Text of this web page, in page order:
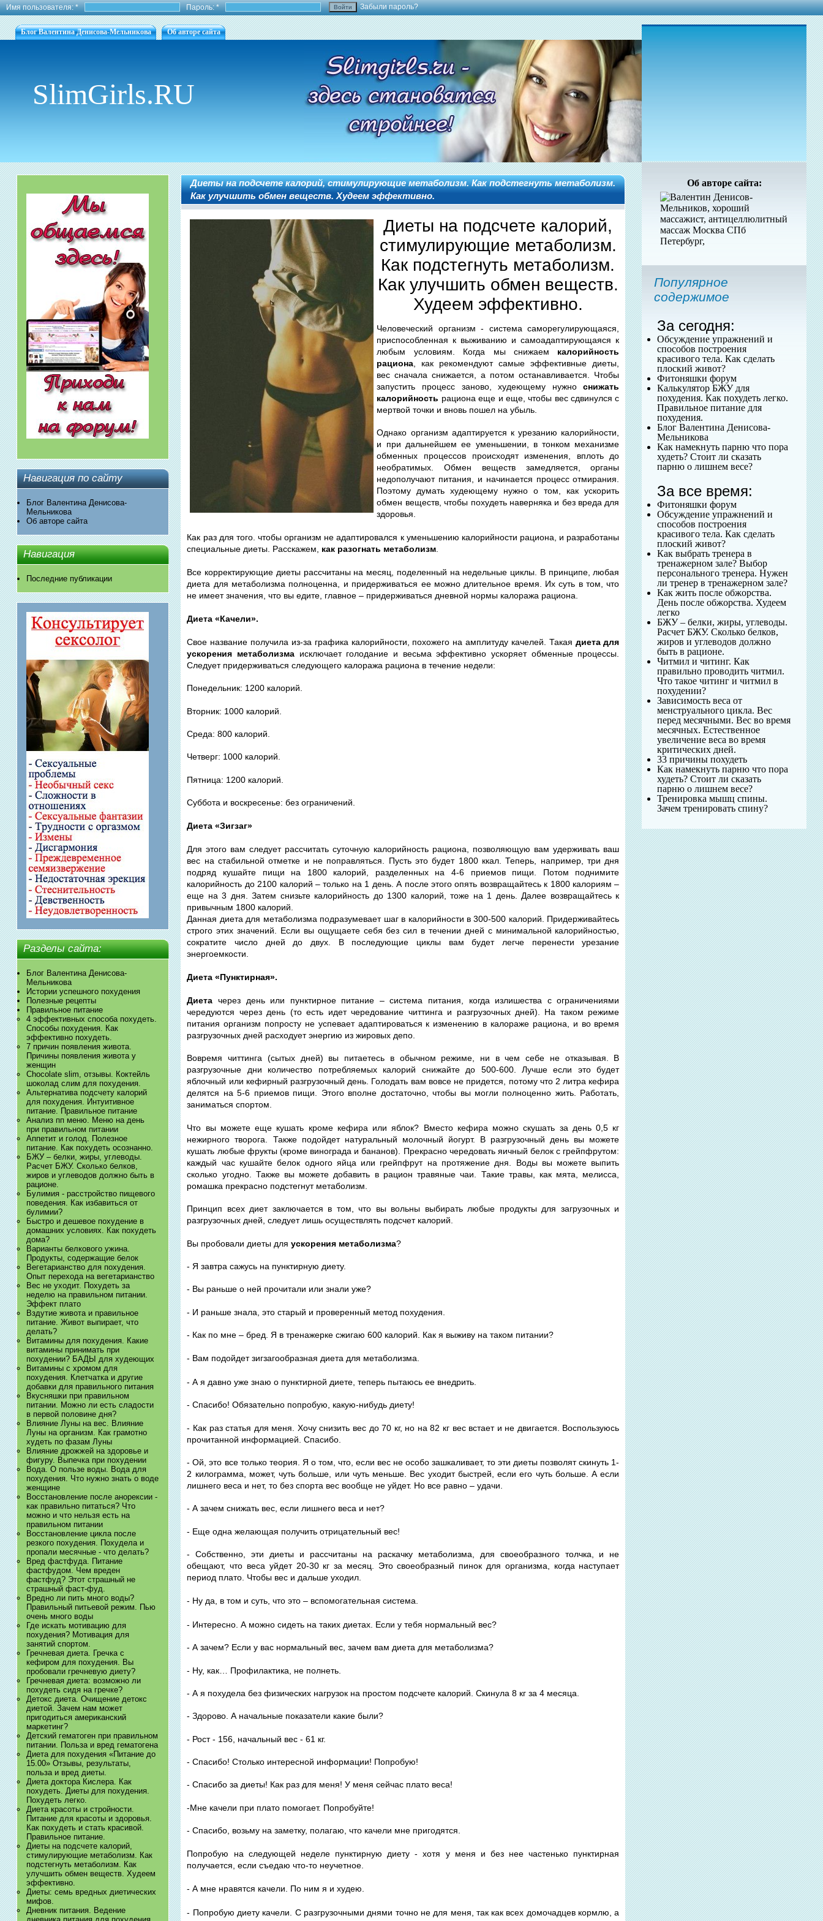
Имя пользователя:* Пароль:* Забыли пароль?
Блог Валентина Денисова-Мельникова Об авторе сайта
SlimGirls.RU
Навигация по сайту
Блог Валентина Денисова-
Мельникова
Об авторе сайта
Навигация
Последние публикации
Разделы сайта:
Блог Валентина Денисова-
Мельникова
Истории успешного похудения
Полезные рецепты
Правильное питание
4 эффективных способа похудеть.
Способы похудения. Как
эффективно похудеть.
7 причин появления живота.
Причины появления живота у
женщин
Chocolate slim, отзывы. Коктейль
шоколад слим для похудения.
Альтернатива подсчету калорий
для похудения. Интуитивное
питание. Правильное питание
Анализ пп меню. Меню на день
при правильном питании
Аппетит и голод. Полезное
питание. Как похудеть осознанно.
БЖУ – белки, жиры, углеводы.
Расчет БЖУ. Сколько белков,
жиров и углеводов должно быть в
рационе.
Булимия - расстройство пищевого
поведения. Как избавиться от
булимии?
Быстро и дешевое похудение в
домашних условиях. Как похудеть
дома?
Варианты белкового ужина.
Продукты, содержащие белок
Вегетарианство для похудения.
Опыт перехода на вегетарианство
Вес не уходит. Похудеть за
неделю на правильном питании.
Эффект плато
Вздутие живота и правильное
питание. Живот выпирает, что
делать?
Витамины для похудения. Какие
витамины принимать при
похудении? БАДЫ для худеющих
Витамины с хромом для
похудения. Клетчатка и другие
добавки для правильного питания
Вкусняшки при правильном
питании. Можно ли есть сладости
в первой половине дня?
Влияние Луны на вес. Влияние
Луны на организм. Как грамотно
худеть по фазам Луны
Влияние дрожжей на здоровье и
фигуру. Выпечка при похудении
Вода. О пользе воды. Вода для
похудения. Что нужно знать о воде
женщине
Восстановление после анорексии -
как правильно питаться? Что
можно и что нельзя есть на
правильном питании
Восстановление цикла после
резкого похудения. Похудела и
пропали месячные - что делать?
Вред фастфуда. Питание
фастфудом. Чем вреден
фастфуд? Этот страшный не
страшный фаст-фуд.
Вредно ли пить много воды?
Правильный питьевой режим. Пью
очень много воды
Где искать мотивацию для
похудения? Мотивация для
занятий спортом.
Гречневая диета. Гречка с
кефиром для похудения. Вы
пробовали гречневую диету?
Гречневая диета: возможно ли
похудеть сидя на гречке?
Детокс диета. Очищение детокс
диетой. Зачем нам может
пригодиться американский
маркетинг?
Детский гематоген при правильном
питании. Польза и вред гематогена
Диета для похудения «Питание до
15.00» Отзывы, результаты,
польза и вред диеты.
Диета доктора Кислера. Как
похудеть. Диеты для похудения.
Похудеть легко.
Диета красоты и стройности.
Питание для красоты и здоровья.
Как похудеть и стать красивой.
Правильное питание.
Диеты на подсчете калорий,
стимулирующие метаболизм. Как
подстегнуть метаболизм. Как
улучшить обмен веществ. Худеем
эффективно.
Диеты: семь вредных диетических
мифов.
Дневник питания. Ведение
Диеты на подсчете калорий, стимулирующие метаболизм. Как подстегнуть метаболизм.
Как улучшить обмен веществ. Худеем эффективно.
Диеты на подсчете калорий,
стимулирующие метаболизм.
Как подстегнуть метаболизм.
Как улучшить обмен веществ.
Худеем эффективно.
Человеческий организм - система саморегулирующаяся,
приспособленная к выживанию и самоадаптирующаяся к
любым условиям. Когда мы снижаем калорийность
рациона , как рекомендуют самые эффективные диеты,
вес сначала снижается, а потом останавливается. Чтобы
запустить процесс заново, худеющему нужноснижать
калорийность рациона еще и еще, чтобы вес сдвинулся с
мертвой точки и вновь пошел на убыль.
Однако организм адаптируется к урезанию калорийности,
и при дальнейшем ее уменьшении, в тонком механизме
обменных процессов происходят изменения, вплоть до
необратимых. Обмен веществ замедляется, органы
недополучают питания, и начинается процесс отмирания.
Поэтому думать худеющему нужно о том, как ускорить
обмен веществ, чтобы похудеть наверняка и без вреда для
здоровья.
Как раз для того. чтобы организм не адаптировался к уменьшению калорийности рациона, и разработаны
специальные диеты. Расскажем, как разогнать метаболизм
Все корректирующие диеты рассчитаны на месяц, поделенный на недельные циклы. В принципе, любая
диета для метаболизма полноценна, и придерживаться ее можно длительное время. Их суть в том, что
не имеет значения, что вы едите, главное – придерживаться дневной нормы калоража рациона.
Диета «Качели».
Свое название получила из-за графика калорийности, похожего на амплитуду качелей. Такая диета для
ускорения метаболизма исключает голодание и весьма эффективно ускоряет обменные процессы.
Следует придерживаться следующего калоража рациона в течение недели:
Понедельник: 1200 калорий.
Вторник: 1000 калорий.
Среда: 800 калорий.
Четверг: 1000 калорий.
Пятница: 1200 калорий.
Суббота и воскресенье: без ограничений.
Диета «Зигзаг»
Для этого вам следует рассчитать суточную калорийность рациона, позволяющую вам удерживать ваш
вес на стабильной отметке и не поправляться. Пусть это будет 1800 ккал. Теперь, например, три дня
подряд кушайте пищи на 1800 калорий, разделенных на 4-6 приемов пищи. Потом поднимите
калорийность до 2100 калорий – только на 1 день. А после этого опять возвращайтесь к 1800 калориям –
еще на 3 дня. Затем снизьте калорийность до 1300 калорий, тоже на 1 день. Далее возвращайтесь к
привычным 1800 калорий.
Данная диета для метаболизма подразумевает шаг в калорийности в 300-500 калорий. Придерживайтесь
строго этих значений. Если вы ощущаете себя без сил в течении дней с минимальной калорийностью,
сократите число дней до двух. В последующие циклы вам будет легче перенести урезание
энергоемкости.
Диета «Пунктирная».
Диета через день или пунктирное питание – система питания, когда излишества с ограничениями
чередуются через день (то есть идет чередование читтинга и разгрузочных дней). На таком режиме
питания организм попросту не успевает адаптироваться к изменению в калораже рациона, и во время
разгрузочных дней расходует энергию из жировых депо.
Вовремя читтинга (сытых дней) вы питаетесь в обычном режиме, ни в чем себе не отказывая. В
разгрузочные дни количество потребляемых калорий снижайте до 500-600. Лучше если это будет
яблочный или кефирный разгрузочный день. Голодать вам вовсе не придется, потому что 2 литра кефира
делятся на 5-6 приемов пищи. Этого вполне достаточно, чтобы вы могли полноценно жить. Работать,
заниматься спортом.
Что вы можете еще кушать кроме кефира или яблок? Вместо кефира можно скушать за день 0,5 кг
нежирного творога. Также подойдет натуральный молочный йогурт. В разгрузочный день вы можете
кушать любые фрукты (кроме винограда и бананов). Прекрасно чередовать яичный белок с грейпфрутом:
каждый час кушайте белок одного яйца или грейпфрут на протяжение дня. Воды вы можете выпить
сколько угодно. Также вы можете добавить в рацион травяные чаи. Такие травы, как мята, мелисса,
ромашка прекрасно подстегнут метаболизм.
Принцип всех диет заключается в том, что вы вольны выбирать любые продукты для загрузочных и
разгрузочных дней, следует лишь осуществлять подсчет калорий.
Вы пробовали диеты для ускорения метаболизма?
- Я завтра сажусь на пунктирную диету.
- Вы раньше о ней прочитали или знали уже?
- И раньше знала, это старый и проверенный метод похудения.
- Как по мне – бред. Я в тренажерке сжигаю 600 калорий. Как я выживу на таком питании?
- Вам подойдет зигзагообразнаядиета для метаболизма.
- А я давно уже знаю о пунктирной диете, теперь пытаюсь ее внедрить.
- Спасибо! Обязательно попробую, какую-нибудь диету!
- Как раз статья для меня. Хочу снизить вес до 70 кг, но на 82 кг вес встает и не двигается. Воспользуюсь
прочитанной информацией. Спасибо.
- Ой, это все только теория. Я о том, что, если вес не особо зашкаливает, то эти диеты позволят скинуть 1-
2 килограмма, может, чуть больше, или чуть меньше. Вес уходит быстрей, если его чуть больше. А если
лишнего веса и нет, то без спорта вес вообще не уйдет. Но все равно – удачи.
- А зачем снижать вес, если лишнего веса и нет?
- Еще одна желающая получить отрицательный вес!
- Собственно, эти диеты и рассчитаны на раскачку метаболизма, для своеобразного толчка, и не
обещают, что веса уйдет 20-30 кг за месяц. Это своеобразный пинок для организма, когда наступает
период плато. Чтобы вес и дальше уходил.
- Ну да, в том и суть, что это – вспомогательная система.
- Интересно. А можно сидеть на таких диетах. Если у тебя нормальный вес?
- А зачем? Если у вас нормальный вес, зачем вам диета для метаболизма?
- Ну, как… Профилактика, не полнеть.
- А я похудела без физических нагрузок на простом подсчете калорий. Скинула 8 кг за 4 месяца.
- Здорово. А начальные показатели какие были?
- Рост - 156, начальный вес - 61 кг.
- Спасибо! Столько интересной информации! Попробую!
- Спасибо за диеты! Как раз для меня! У меня сейчас плато веса!
-Мне качели при плато помогает. Попробуйте!
- Спасибо, возьму на заметку, полагаю, что качели мне пригодятся.
Попробую на следующей неделе пунктирную диету - хотя у меня и без нее частенько пунктирная
получается, если съедаю что-то неучетное.
- А мне нравятся качели. По ним я и худею.
- Попробую диету качели. С разгрузочными днями точно не для меня, так как всех домочадцев кормлю, а
Об авторе сайта:
Популярное
содержимое
За сегодня:
Обсуждение упражнений и
способов построения
красивого тела. Как сделать
плоский живот?
Фитоняшки форум
Калькулятор БЖУ для
похудения. Как похудеть легко.
Правильное питание для
похудения.
Блог Валентина Денисова-
Мельникова
Как намекнуть парню что пора
худеть? Стоит ли сказать
парню о лишнем весе?
За все время:
Фитоняшки форум
Обсуждение упражнений и
способов построения
красивого тела. Как сделать
плоский живот?
Как выбрать тренера в
тренажерном зале? Выбор
персонального тренера. Нужен
ли тренер в тренажерном зале?
Как жить после обжорства.
День после обжорства. Худеем
легко
БЖУ – белки, жиры, углеводы.
Расчет БЖУ. Сколько белков,
жиров и углеводов должно
быть в рационе.
Читмил и читинг. Как
правильно проводить читмил.
Что такое читинг и читмил в
похудении?
Зависимость веса от
менструального цикла. Вес
перед месячными. Вес во время
месячных. Естественное
увеличение веса во время
критических дней.
33 причины похудеть
Как намекнуть парню что пора
худеть? Стоит ли сказать
парню о лишнем весе?
Тренировка мышц спины.
Зачем тренировать спину?